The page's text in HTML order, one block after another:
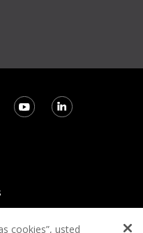
cookies”, usted